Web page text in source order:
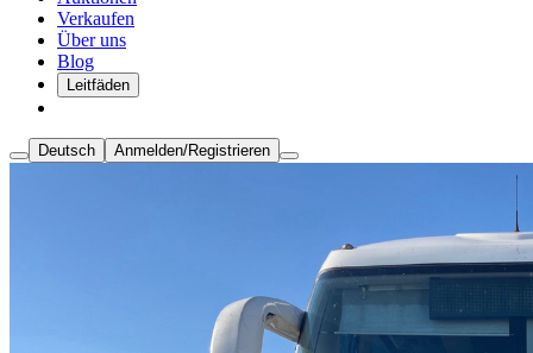
Verkaufen
Über uns
Blog
Leitfäden
Deutsch Anmelden/Registrieren